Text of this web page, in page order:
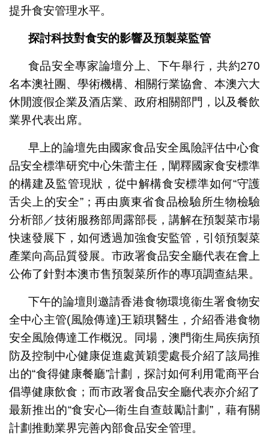
提升食安管理水平。
探討科技對食安的影響及預製菜監管
食品安全專家論壇分上、下午舉行，共約270
名本澳社團、學術機構、相關行業協會、本澳六大
休閒渡假企業及酒店業、政府相關部門，以及餐飲
業界代表出席。
早上的論壇先由國家食品安全風險評估中心食
品安全標準研究中心朱蕾主任，闡釋國家食安標準
的構建及監管現狀，從中解構食安標準如何“守護
舌尖上的安全”；再由廣東省食品檢驗所生物檢驗
分析部／技術服務部周露部長，講解在預製菜市場
快速發展下，如何透過加強食安監管，引領預製菜
產業向高品質發展。市政署食品安全廳代表在會上
公佈了針對本澳市售預製菜所作的專項調查結果。
下午的論壇則邀請香港食物環境衞生署食物安
全中心主管(風險傳達)王穎琪醫生，介紹香港食物
安全風險傳達工作概況。同場，澳門衛生局疾病預
防及控制中心健康促進處黃穎雯處長介紹了該局推
出的“食得健康餐廳”計劃，探討如何利用電商平台
倡導健康飲食；而市政署食品安全廳代表亦介紹了
最新推出的“食安心─衛生自查鼓勵計劃”，藉有關
計劃推動業界完善內部食品安全管理。